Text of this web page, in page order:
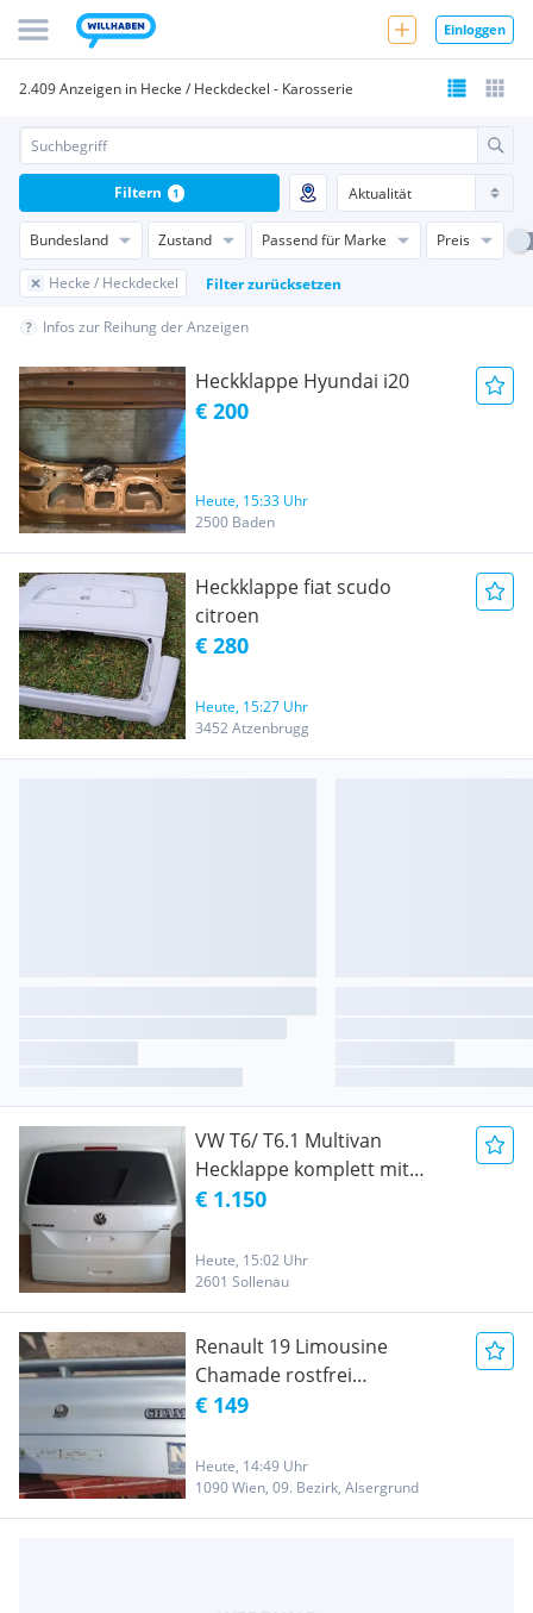
Einloggen
2.409 Anzeigen in Hecke / Heckdeckel - Karosserie
Bundesland Zustand Passend für Marke Preis
Hecke / Heckdeckel Filter zurücksetzen
Filtern 1
Infos zur Reihung der Anzeigen
Heckklappe Hyundai i20
€ 200
Heute, 15:33 Uhr
2500 Baden
Heckklappe fiat scudo
citroen
€ 280
Heute, 15:27 Uhr
3452 Atzenbrugg
VW T6/ T6.1 Multivan
Hecklappe komplett mit
scheibe, Griff, und
€ 1.150
Heute, 15:02 Uhr
2601 Sollenau
Renault 19 Limousine
Chamade rostfrei
Heckklappe
€ 149
Heute, 14:49 Uhr
1090 Wien, 09. Bezirk, Alsergrund